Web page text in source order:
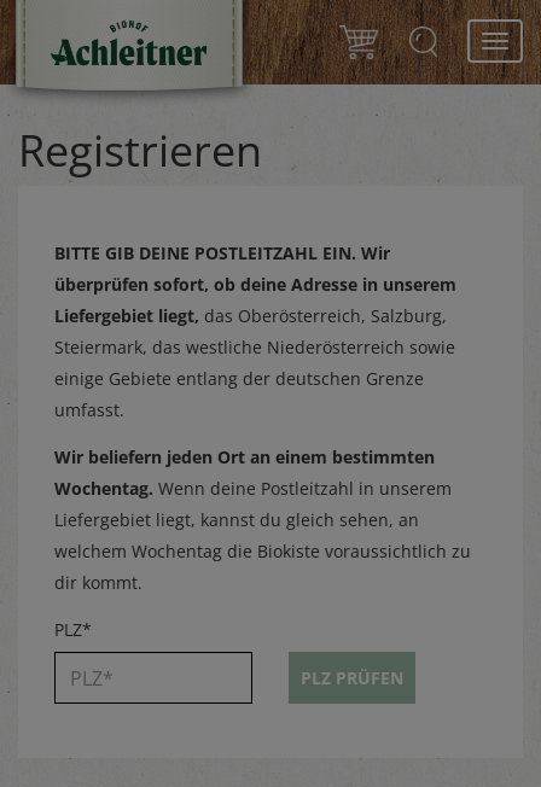
Registrieren
BITTE GIB DEINE POSTLEITZAHL EIN. Wir
überprüfen sofort, ob deine Adresse in unserem
Liefergebiet liegt, das Oberösterreich, Salzburg,
Steiermark, das westliche Niederösterreich sowie
einige Gebiete entlang der deutschen Grenze
umfasst.
Wir beliefern jeden Ort an einem bestimmten
Wochentag. Wenn deine Postleitzahl in unserem
Liefergebiet liegt, kannst du gleich sehen, an
welchem Wochentag die Biokiste voraussichtlich zu
dir kommt.
PLZ*
PLZ PRÜFEN